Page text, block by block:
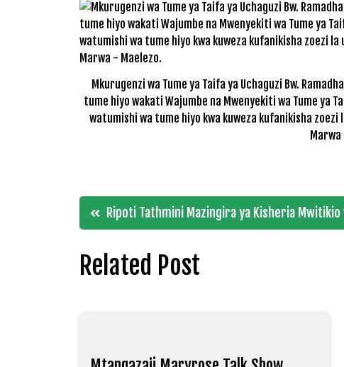
Mkurugenzi wa Tume ya Taifa ya Uchaguzi Bw.
tume hiyo wakati Wajumbe na Mwenyekiti wa Tume ya
watumishi wa tume hiyo kwa kuweza kufanikisha
Post
navigation
Ripoti Tathmini Mazingira ya Kisheria Mwitikio
Related Post